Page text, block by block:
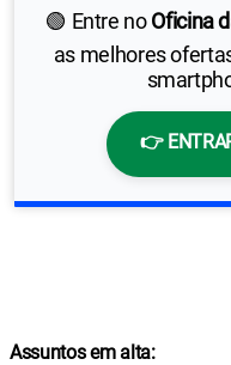
🟢 Entre noOficina
as melhores
👉
Assuntos em alta: